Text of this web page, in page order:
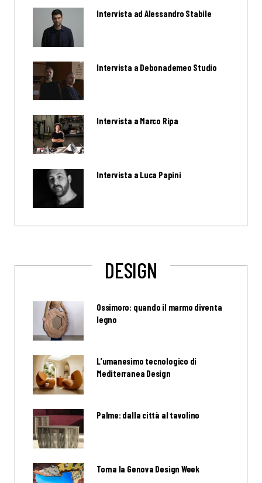
Intervista ad Alessandro Stabile
Intervista a Debonademeo Studio
Intervista a Marco Ripa
Intervista a Luca Papini
DESIGN
Ossimoro: quando il marmo diventa
legno
L’umanesimo tecnologico di
Mediterranea Design
Palme: dalla città al tavolino
Torna la Genova Design Week